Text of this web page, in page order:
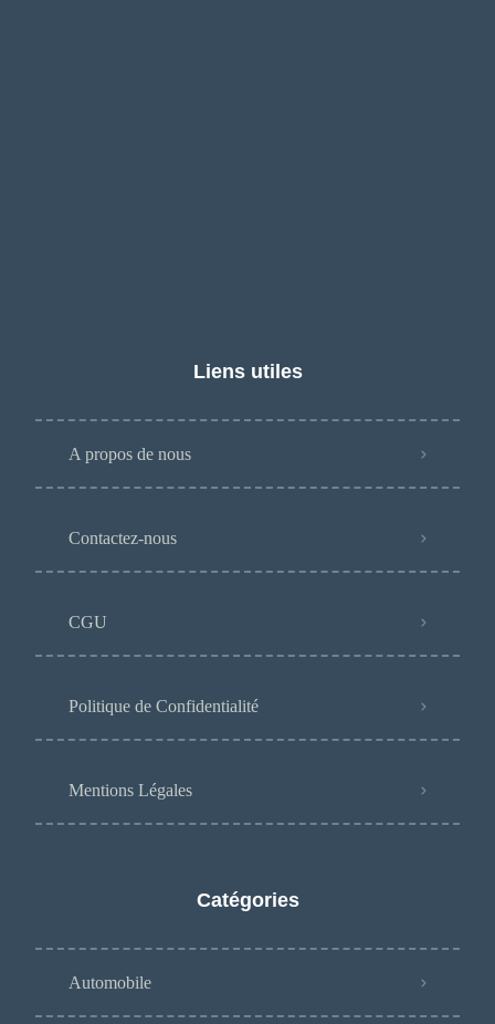
Liens utiles
A propos de nous
Contactez-nous
CGU
Politique de Confidentialité
Mentions Légales
Catégories
Automobile